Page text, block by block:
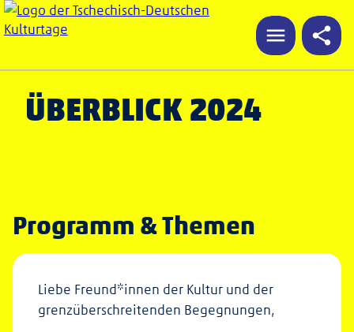
ÜBERBLICK 2024
Programm & Themen
Liebe Freund*innen der Kultur und der
grenzüberschreitenden Begegnungen,